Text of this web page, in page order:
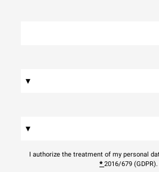
▾
▾
I authorize the treatment of my personal
2016/679 (GDPR).
*